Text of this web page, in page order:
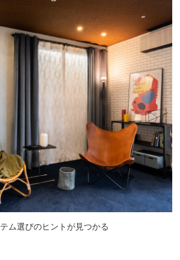
ム選びのヒントが見つかる